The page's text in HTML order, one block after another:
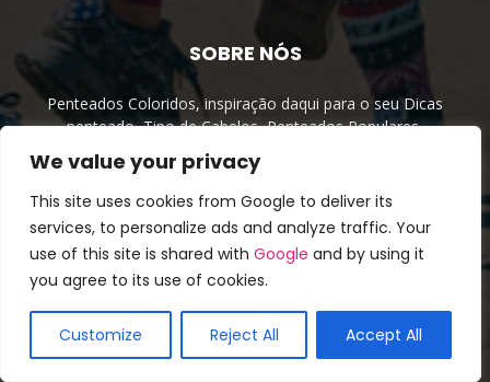
We value your privacy
This site uses cookies from Google to deliver its
services, to personalize ads and analyze traffic. Your
use of this site is shared with Google and by using it
you agree to its use of cookies.
Customize Reject All Accept All
SOBRE NÓS
Penteados Coloridos, inspiração daqui para o seu Dicas
penteado, Tipo de Cabelos, Penteados Populares,
Celebridades Penteados e ideias divertidas.
Contato:info@bompenteados.com
SIGA-NOS